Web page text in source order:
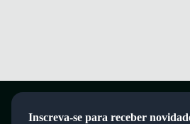
Inscreva-se para receber